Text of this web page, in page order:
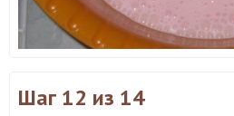
Шаг 12 из 14